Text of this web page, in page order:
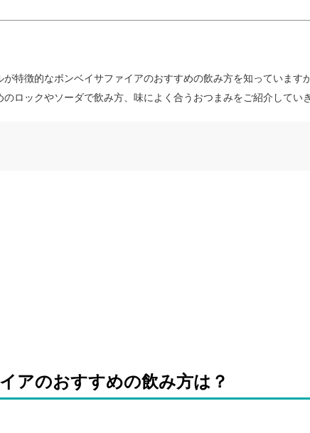
が特徴的なボンベイサファイアのおすすめの飲み方を知っています
ロックやソーダで飲み方、味によく合うおつまみをご紹介してい
アのおすすめの飲み方は？